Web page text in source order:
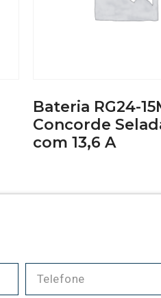
Bateria RG24-
Concorde
com 13,6 A